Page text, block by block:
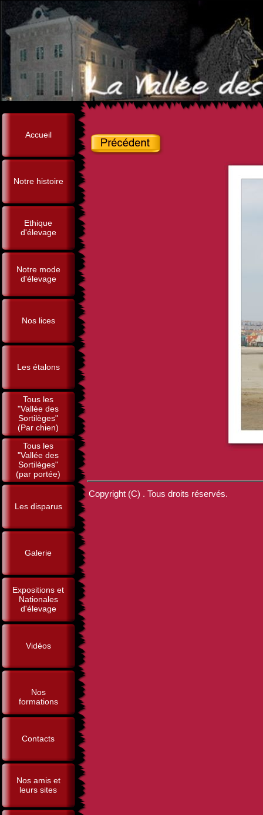
Accueil
Notre histoire
Ethique
d'élevage
Notre mode
d'élevage
Nos lices
Les étalons
Tous les
"Vallée des
Sortilèges"
(Par chien)
Tous les
"Vallée des
Sortilèges"
(par portée)
Les disparus
Galerie
Expositions et
Nationales
d'élevage
Vidéos
Nos
formations
Contacts
Nos amis et
leurs sites
Copyright (C) . Tous droits réservés.